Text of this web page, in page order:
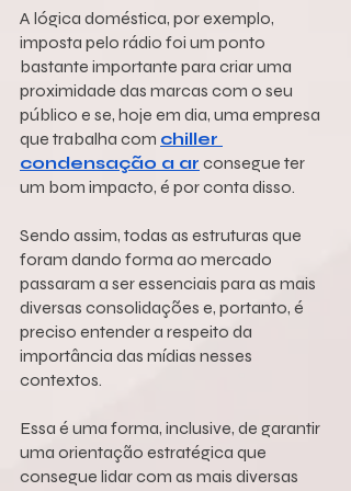
A lógica doméstica, por exemplo,
imposta pelo rádio foi um ponto
bastante importante para criar uma
proximidade das marcas com o seu
público e se, hoje em dia, uma empresa
que trabalha com chiller
condensação a ar consegue ter
um bom impacto, é por conta disso.
Sendo assim, todas as estruturas que
foram dando forma ao mercado
passaram a ser essenciais para as mais
diversas consolidações e, portanto, é
preciso entender a respeito da
importância das mídias nesses
contextos.
Essa é uma forma, inclusive, de garantir
uma orientação estratégica que
consegue lidar com as mais diversas